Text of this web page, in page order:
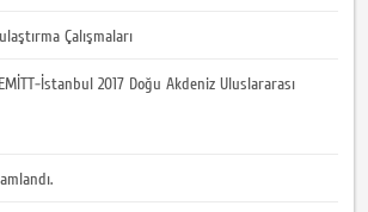
Çalışmaları
İstanbul 2017 Doğu Akdeniz Uluslararası